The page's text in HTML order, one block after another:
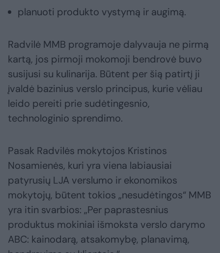
planuoti produkto vystymą ir augimą.
Radvilė MMB programoje dalyvauja ne pirmą
kartą, jos pirmoji mokomoji bendrovė buvo
susijusi su kulinarija. Būtent per šią patirtį ji
įvaldė bazinius verslo principus, kurie vėliau
leido pereiti prie sudėtingesnio,
technologinio sprendimo.
Pasak Radvilės mokytojos Kristinos
Nosamienės, kuri yra viena labiausiai
patyrusių LJA verslumo ir ekonomikos
mokytojų, būtent tokios „nesudėtingos“ MMB
yra itin svarbios: „Per paprastesnius
produktus mokiniai išmoksta verslo darymo
ABC: kainodarą, atsakomybę, planavimą,